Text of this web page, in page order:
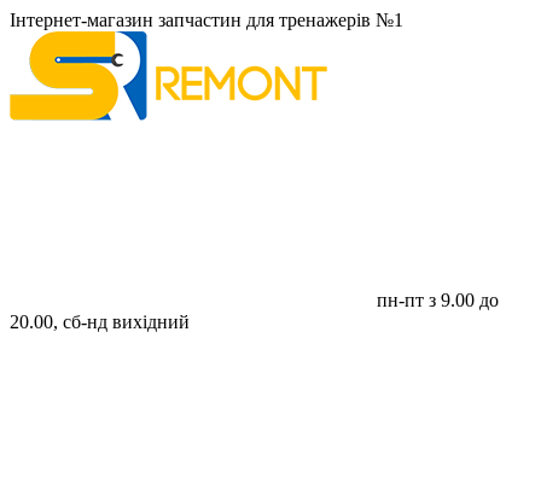
Інтернет-магазин запчастин для тренажерів №1
пн-пт з 9.00 до
20.00, сб-нд вихідний